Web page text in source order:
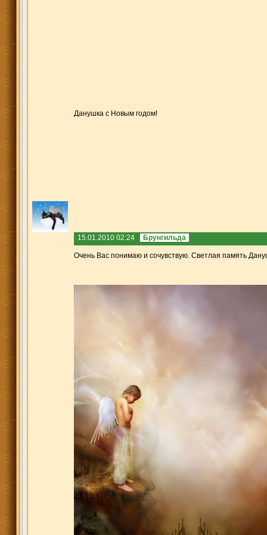
Данушка с Новым годом!
15.01.2010 02:24 Брунгильда
Очень Вас понимаю и сочувствую. Светлая память